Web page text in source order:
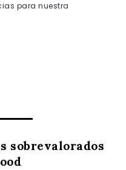
para nuestra
sobrevalorados